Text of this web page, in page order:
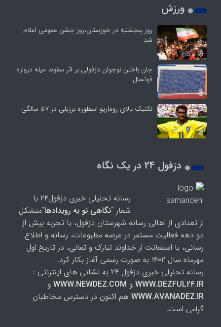
ورزش
روز پنجشنبه در خوزستان،روز جشن عمومی اعلام
شد
جان باختن نوجوان دزفولی بر اثر سقوط میله دروازه
فوتسال
تکنیک بالای روماریو اسطوره برزیلی در ۵۷ سالگی
دزفول 24 در یک نگاه
رسانه تحلیلی خبری دزفول۲۴ با
شعار “نگاهی نو به رویدادها”متشکل
از تعدادی از اهالی رسانه شهرستان دزفول، با تجربه بیش از
دو دهه فعالیت مستمر در عرصه مطبوعات، رسانه و اطلاع
رسانی، با استعانت از خداوند تبارک و تعالی، در تاریخ اول
مهرماه سال ۱۴۰۲ به صورت رسمی آغاز بکار کرد.
رسانه تحلیلی خبری دزفول ۲۴ به نشانی های اینترنتی :
WWW.DEZFUL24.IR و WWW.NEWDEZ.COM و
WWW.AVANADEZ.IR هم اکنون در دسترس مخاطبان
گرامی است.